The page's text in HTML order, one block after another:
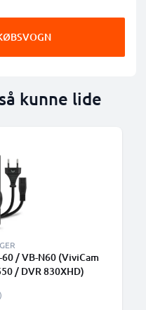
kunne lide
/ VB-N60 (ViviCam
/ DVR 830XHD)